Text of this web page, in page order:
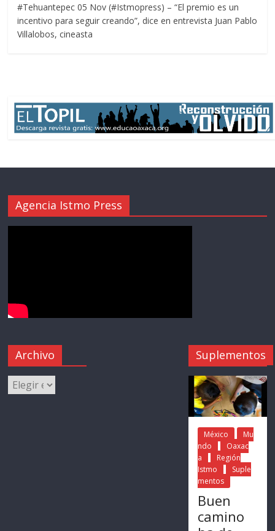
#Tehuantepec 05 Nov (#Istmopress) – “El premio es un
incentivo para seguir creando”, dice en entrevista Juan Pablo
Villalobos, cineasta
Agencia Istmo Press
Archivo Suplementos
México
Mu
ndo
Oaxac
a
Región
Istmo
Suple
mentos
Buen
camino